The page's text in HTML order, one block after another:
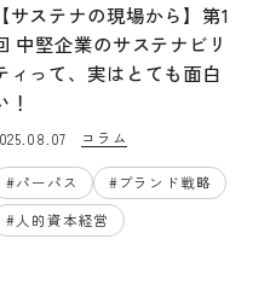
【サステナの現場から】第1
中堅企業のサステナビリ
ィって、実はとても面白
！
コラム
#パーパス #ブランド戦略
#人的資本経営